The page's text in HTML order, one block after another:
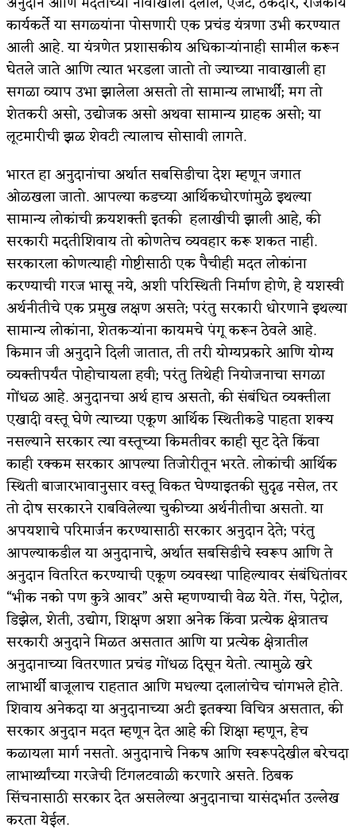
किती घोषणांचा पाऊस होता
कसं हुईन तं हू माय…
काळजाचे प्रेत
चमकदार चांदी
डेंग्यू: ताप उतरला म्हणजे धोका टळला असे नाही!
४ जुलै – इतिहासात घडलेल्या महत्त्वाच्या घटना
सुवर्ण – झळाळी
‘अर्थ’पूर्ण हास्य
अष्टपैलू : खंडू रांगणेकर
अपूर्ण कथा
बुडीच खटलं – संयुक्त कुटुंब का गरजेचं?
कार्यकर्ते या सगळ्यांना पोसणारी एक प्रचंड यंत्रणा उभी करण्यात
आली आहे. या यंत्रणेत प्रशासकीय अधिकार्‍यांनाही सामील करून
घेतले जाते आणि त्यात भरडला जातो तो ज्याच्या नावाखाली हा
सगळा व्याप उभा झालेला असतो तो सामान्य लाभार्थी; मग तो
शेतकरी असो, उद्योजक असो अथवा सामान्य ग्राहक असो; या
लूटमारीची झळ शेवटी त्यालाच सोसावी लागते.
भारत हा अनुदानांचा अर्थात सबसिडीचा देश म्हणून जगात
ओळखला जातो. आपल्या कडच्या आर्थिकधोरणांमुळे इथल्या
सामान्य लोकांची क्रयशक्ती इतकी हलाखीची झाली आहे, की
सरकारी मदतीशिवाय तो कोणतेच व्यवहार करू शकत नाही.
सरकारला कोणत्याही गोष्टीसाठी एक पैचीही मदत लोकांना
करण्याची गरज भासू नये, अशी परिस्थिती निर्माण होणे, हे यशस्वी
अर्थनीतीचे एक प्रमुख लक्षण असते; परंतु सरकारी धोरणाने इथल्या
सामान्य लोकांना, शेतकर्‍यांना कायमचे पंगू करून ठेवले आहे.
किमान जी अनुदाने दिली जातात, ती तरी योग्यप्रकारे आणि योग्य
व्यक्तीपर्यंत पोहोचायला हवी; परंतु तिथेही नियोजनाचा सगळा
गोंधळ आहे. अनुदानचा अर्थ हाच असतो, की संबंधित व्यक्तीला
एखादी वस्तू घेणे त्याच्या एकूण आर्थिक स्थितीकडे पाहता शक्य
नसल्याने सरकार त्या वस्तूच्या किमतीवर काही सूट देते किंवा
काही रक्कम सरकार आपल्या तिजोरीतून भरते. लोकांची आर्थिक
स्थिती बाजारभावानुसार वस्तू विकत घेण्याइतकी सुदृढ नसेल, तर
तो दोष सरकारने राबविलेल्या चुकीच्या अर्थनीतीचा असतो. या
अपयशाचे परिमार्जन करण्यासाठी सरकार अनुदान देते; परंतु
आपल्याकडील या अनुदानाचे, अर्थात सबसिडीचे स्वरूप आणि ते
अनुदान वितरित करण्याची एकूण व्यवस्था पाहिल्यावर संबंधितांवर
“भीक नको पण कुत्रे आवर” असे म्हणण्याची वेळ येते. गॅस, पेट्रोल,
डिझेल, शेती, उद्योग, शिक्षण अशा अनेक किंवा प्रत्येक क्षेत्रातच
सरकारी अनुदाने मिळत असतात आणि या प्रत्येक क्षेत्रातील
अनुदानाच्या वितरणात प्रचंड गोंधळ दिसून येतो. त्यामुळे खरे
लाभार्थी बाजूलाच राहतात आणि मधल्या दलालांचेच चांगभले होते.
शिवाय अनेकदा या अनुदानाच्या अटी इतक्या विचित्र असतात, की
सरकार अनुदान मदत म्हणून देत आहे की शिक्षा म्हणून, हेच
कळायला मार्ग नसतो. अनुदानाचे निकष आणि स्वरूपदेखील बरेचदा
लाभार्थ्यांच्या गरजेची टिंगलटवाळी करणारे असते. ठिबक
सिंचनासाठी सरकार देत असलेल्या अनुदानाचा यासंदर्भात उल्लेख
करता येईल.